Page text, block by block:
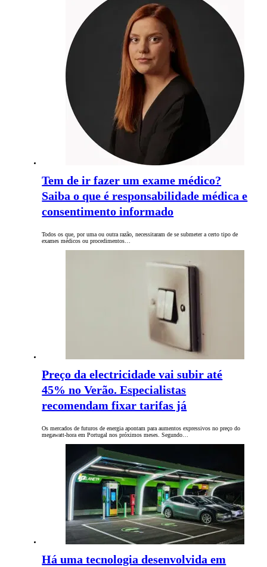
Tem de ir fazer um exame médico?
Saiba o que é responsabilidade médica e
consentimento informado
Todos os que, por uma ou outra razão, necessitaram de se submeter a certo tipo de
exames médicos ou procedimentos…
Preço da electricidade vai subir até
45% no Verão. Especialistas
recomendam fixar tarifas já
Os mercados de futuros de energia apontam para aumentos expressivos no preço do
megawatt-hora em Portugal nos próximos meses. Segundo…
Há uma tecnologia desenvolvida em